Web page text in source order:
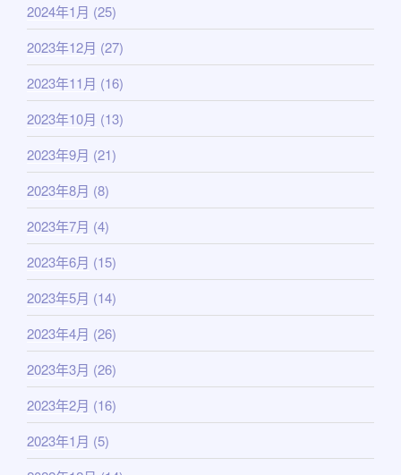
2024年1月 (25)
2023年12月 (27)
2023年11月 (16)
2023年10月 (13)
2023年9月 (21)
2023年8月 (8)
2023年7月 (4)
2023年6月 (15)
2023年5月 (14)
2023年4月 (26)
2023年3月 (26)
2023年2月 (16)
2023年1月 (5)